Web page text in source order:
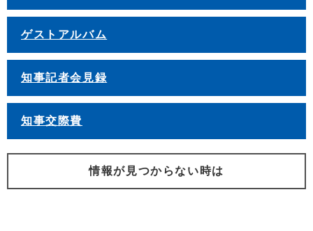
ゲストアルバム
知事記者会見録
知事交際費
情報が見つからない時は